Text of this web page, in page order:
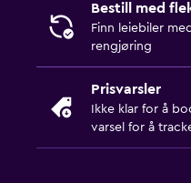
Bestill med
Finn leiebiler
rengjøring
Prisvarsler
Ikke klar for å
varsel for å